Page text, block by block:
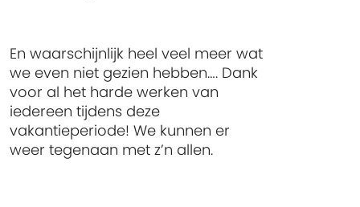
En waarschijnlijk heel veel meer wat
we even niet gezien hebben…. Dank
voor al het harde werken van
iedereen tijdens deze
vakantieperiode! We kunnen er
weer tegenaan met z’n allen.